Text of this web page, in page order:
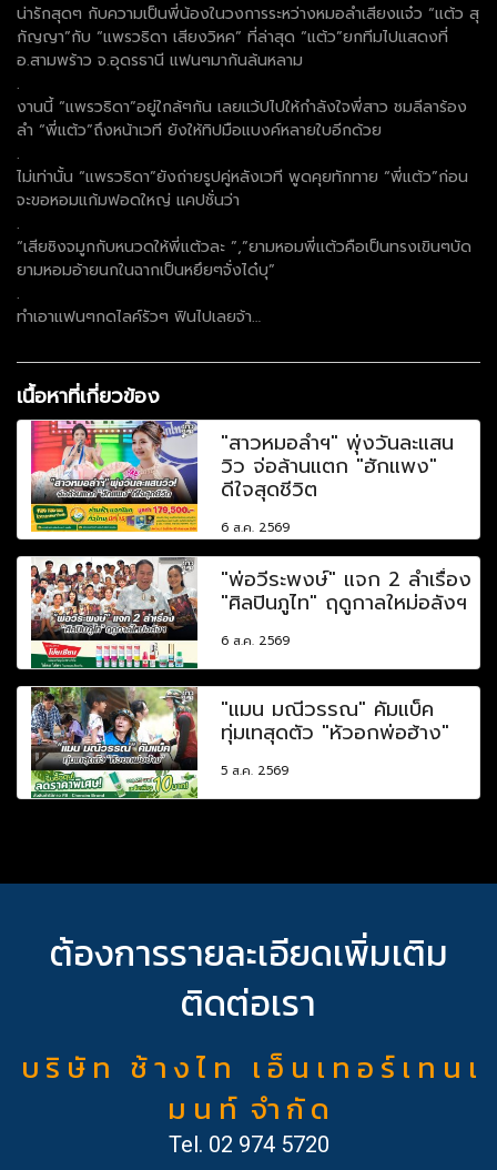
น่ารักสุดๆ กับความเป็นพี่น้องในวงการระหว่างหมอลำเสียงแจ๋ว “แต้ว สุ
กัญญา”กับ “แพรวธิดา เสียงวิหค” ที่ล่าสุด “แต้ว”ยกทีมไปแสดงที่
อ.สามพร้าว จ.อุดรธานี แฟนๆมากันล้นหลาม
.
งานนี้ “แพรวธิดา”อยู่ใกล้ๆกัน เลยแว้ปไปให้กำลังใจพี่สาว ชมลีลาร้อง
ลำ “พี่แต้ว”ถึงหน้าเวที ยังให้ทิปมือแบงค์หลายใบอีกด้วย
.
ไม่เท่านั้น “แพรวธิดา”ยังถ่ายรูปคู่หลังเวที พูดคุยทักทาย “พี่แต้ว”ก่อน
จะขอหอมแก้มฟอดใหญ่ แคปชั่นว่า
.
“เสียซิงจมูกกับหนวดให้พี่แต้วละ ”,”ยามหอมพี่แต้วคือเป็นทรงเขินๆบัด
ยามหอมอ้ายนกในฉากเป็นหยึยๆจั่งได๋บุ”
.
ทำเอาแฟนๆกดไลค์รัวๆ ฟินไปเลยจ้า…
เนื้อหาที่เกี่ยวข้อง
"สาวหมอลำฯ" พุ่งวันละแสน
วิว จ่อล้านแตก "ฮักแพง"
ดีใจสุดชีวิต
6 ส.ค. 2569
"พ่อวีระพงษ์" แจก 2 ลำเรื่อง
"ศิลปินภูไท" ฤดูกาลใหม่อลังฯ
6 ส.ค. 2569
"แมน มณีวรรณ" คัมแบ็ค
ทุ่มเทสุดตัว "หัวอกพ่อฮ้าง"
5 ส.ค. 2569
ต้องการรายละเอียดเพิ่มเติม
ติดต่อเรา
บ ริ ษั ท ช้ า ง ไ ท เ อ็ น เ ท อ ร์ เ ท น เ
ม น ท์ จำ กั ด
Tel. 02 974 5720